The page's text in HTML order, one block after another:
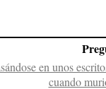
en unos
cuando